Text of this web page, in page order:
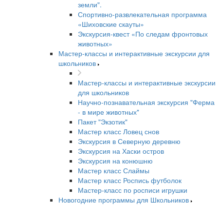
земли".
Спортивно-развлекательная программа
«Шиховские скауты»
Экскурсия-квест «По следам фронтовых
животных»
Мастер-классы и интерактивные экскурсии для
школьников
Мастер-классы и интерактивные экскурсии
для школьников
Научно-познавательная экскурсия "Ферма
- в мире животных"
Пакет "Экзотик"
Мастер класс Ловец снов
Экскурсия в Северную деревню
Экскурсия на Хаски остров
Экскурсия на конюшню
Мастер класс Слаймы
Мастер класс Роспись футболок
Мастер-класс по росписи игрушки
Новогодние программы для Школьников